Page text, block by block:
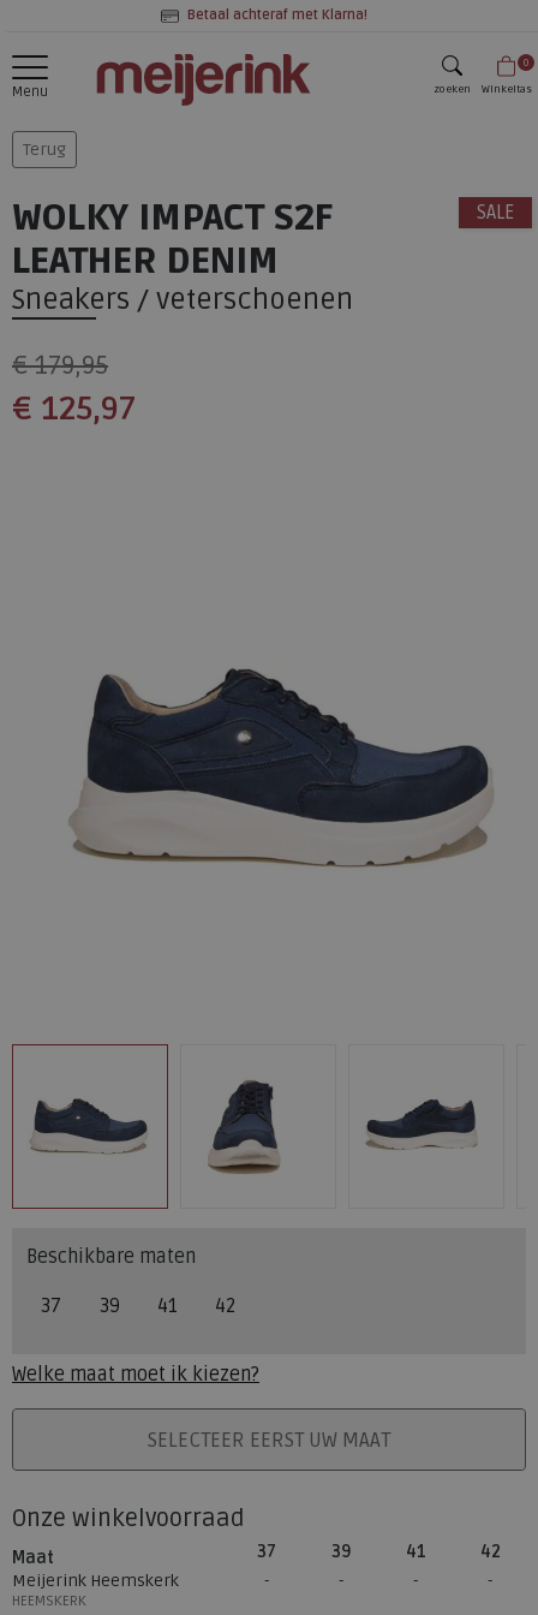
Betaal achteraf met Klarna!
Menu zoeken
0
Winkeltas
Terug
SALE
WOLKY IMPACT S2F
LEATHER DENIM
Sneakers / veterschoenen
€ 179,95
€ 125,97
Beschikbare maten
37 39 41 42
Welke maat moet ik kiezen?
PLAATS IN WINKELMANDSELECTEER EERST UW MAAT
Onze winkelvoorraad
Maat 37 39 41
42
Meijerink Heemskerk
HEEMSKERK